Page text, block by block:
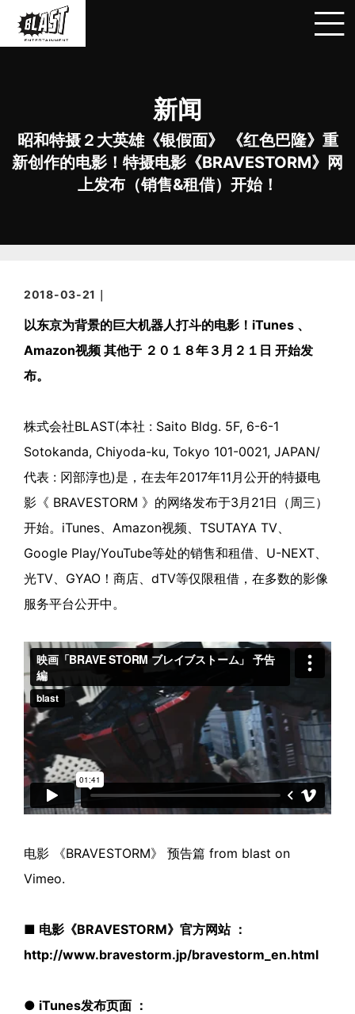
新闻
昭和特摄２大英雄《银假面》 《红色巴隆》重
新创作的电影！特摄电影《BRAVESTORM》网
上发布（销售&租借）开始！
2018-03-21｜
以东京为背景的巨大机器人打斗的电影！iTunes 、
Amazon视频 其他于 ２０１８年３月２１日 开始发
布。
株式会社BLAST(本社 : Saito Bldg. 5F, 6-6-1
Sotokanda, Chiyoda-ku, Tokyo 101-0021, JAPAN/
代表 : 冈部淳也)是，在去年2017年11月公开的特摄电
影《 BRAVESTORM 》的网络发布于3月21日（周三）
开始。iTunes、Amazon视频、TSUTAYA TV、
Google Play/YouTube等处的销售和租借、U-NEXT、
光TV、GYAO！商店、dTV等仅限租借，在多数的影像
服务平台公开中。
电影 《BRAVESTORM》 预告篇 from blast on
Vimeo.
■ 电影《BRAVESTORM》官方网站 ：
http://www.bravestorm.jp/bravestorm_en.html
● iTunes发布页面 ：